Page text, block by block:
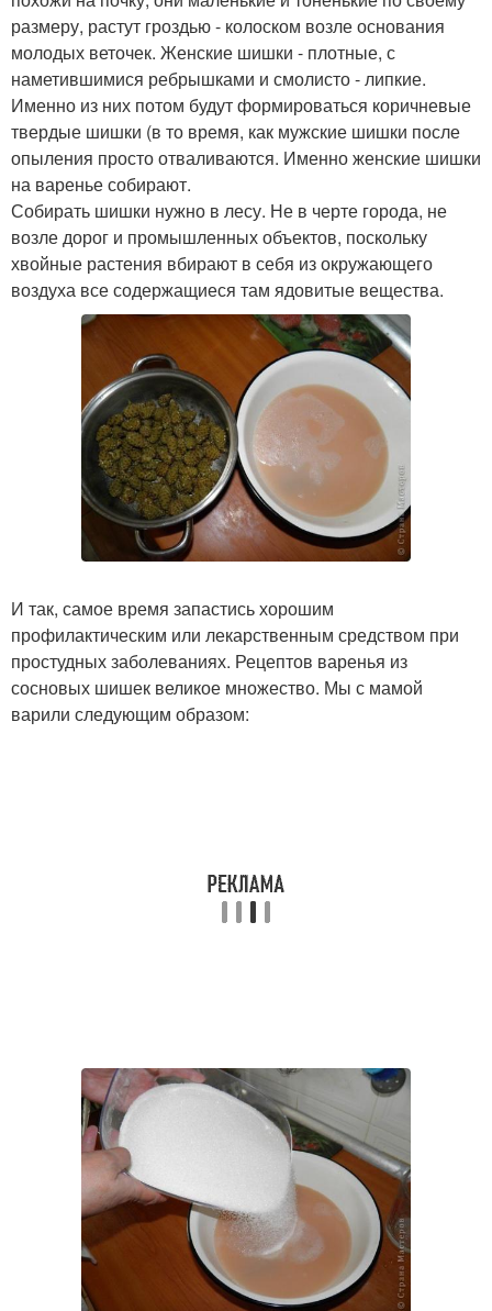
размеру, растут гроздью - колоском возле основания
молодых веточек. Женские шишки - плотные, с
наметившимися ребрышками и смолисто - липкие.
Именно из них потом будут формироваться коричневые
твердые шишки (в то время, как мужские шишки после
опыления просто отваливаются. Именно женские шишки
на варенье собирают.
Собирать шишки нужно в лесу. Не в черте города, не
возле дорог и промышленных объектов, поскольку
хвойные растения вбирают в себя из окружающего
воздуха все содержащиеся там ядовитые вещества.
И так, самое время запастись хорошим
профилактическим или лекарственным средством при
простудных заболеваниях. Рецептов варенья из
сосновых шишек великое множество. Мы с мамой
варили следующим образом: